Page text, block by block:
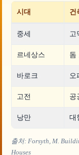
시대 건
중세 고
르네상스 돔
바로크 오
고전 공
낭만 대
출처: Forsyth, M.
Houses